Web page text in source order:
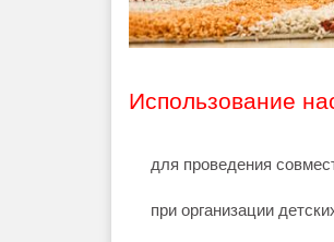
Использование
для проведения
при организации